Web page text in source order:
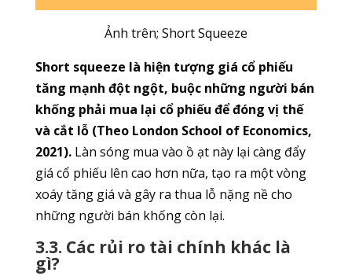
Ảnh trên; Short Squeeze
Short squeeze là hiện tượng giá cổ phiếu
tăng mạnh đột ngột, buộc những người bán
khống phải mua lại cổ phiếu để đóng vị thế
và cắt lỗ (Theo London School of Economics,
2021).Làn sóng mua vào ồ ạt này lại càng đẩy
giá cổ phiếu lên cao hơn nữa, tạo ra một vòng
xoáy tăng giá và gây ra thua lỗ nặng nề cho
những người bán khống còn lại.
3.3. Các rủi ro tài chính khác là
gì?